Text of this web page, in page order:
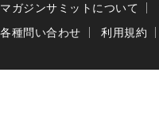
マガジンサミットについて
各種問い合わせ
利用規約